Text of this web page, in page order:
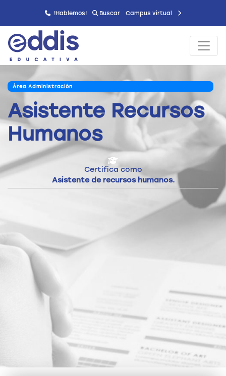
!Hablemos! Buscar Campus virtual
Área Administración
Asistente Recursos
Humanos
Certifica como
Asistente de recursos humanos.